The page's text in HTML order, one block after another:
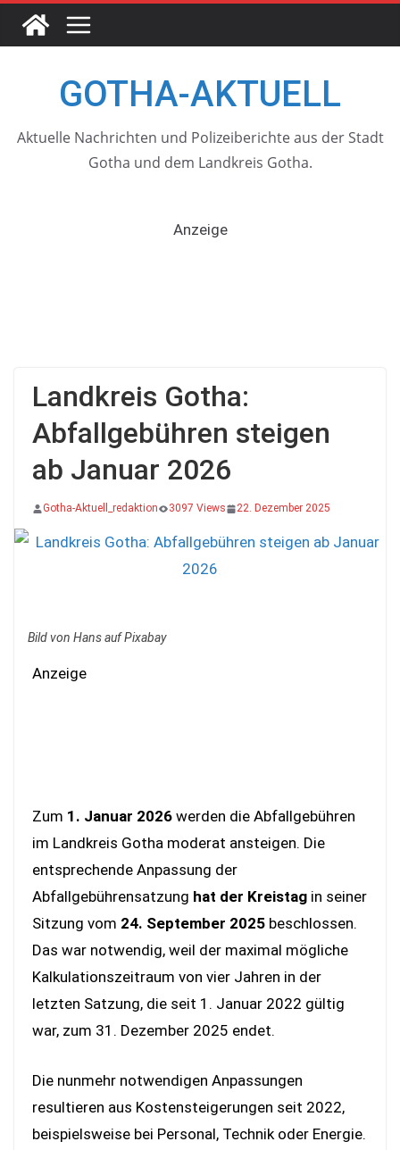
GOTHA-AKTUELL
Aktuelle Nachrichten und Polizeiberichte aus der Stadt
Gotha und dem Landkreis Gotha.
Anzeige
Landkreis Gotha:
Abfallgebühren steigen
ab Januar 2026
Gotha-Aktuell_redaktion 3097 Views 22. Dezember 2025
Bild von Hans auf Pixabay
Anzeige
Zum 1. Januar 2026 werden die Abfallgebühren
im Landkreis Gotha moderat ansteigen. Die
entsprechende Anpassung der
Abfallgebührensatzung hat der Kreistag in seiner
Sitzung vom 24. September 2025 beschlossen.
Das war notwendig, weil der maximal mögliche
Kalkulationszeitraum von vier Jahren in der
letzten Satzung, die seit 1. Januar 2022 gültig
war, zum 31. Dezember 2025 endet.
Die nunmehr notwendigen Anpassungen
resultieren aus Kostensteigerungen seit 2022,
beispielsweise bei Personal, Technik oder Energie.